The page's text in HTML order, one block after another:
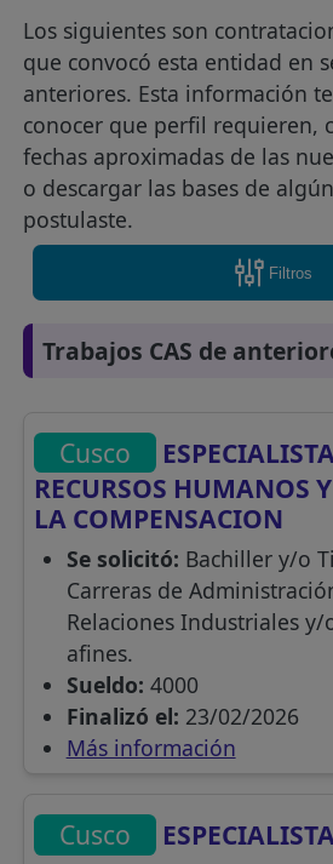
Los siguientes son
que convocó esta entidad en
anteriores. Esta información
conocer que perfil requieren,
fechas aproximadas de las
o descargar las bases de
postulaste.
Filtros
Trabajos CAS de
Cusco
RECURSOS HUMANOS
LA COMPENSACION
Se solicitó: Bachiller y/o
Carreras de
Relaciones Industriales
afines.
Sueldo: 4000
Finalizó el: 23/02/2026
Más información
Cusco